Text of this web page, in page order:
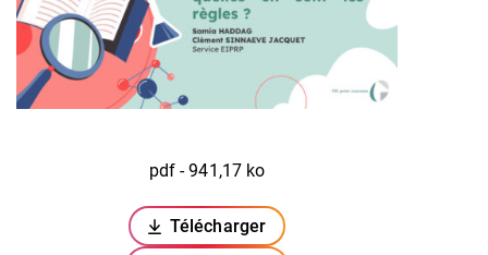
pdf - 941,17 ko
Télécharger
(ouverture dans un nouvel onglet)